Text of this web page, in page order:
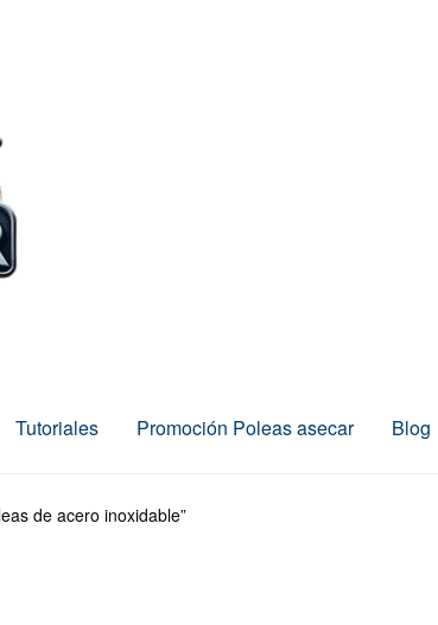
Tutoriales Promoción Poleas asecar Blog
de acero inoxidable”